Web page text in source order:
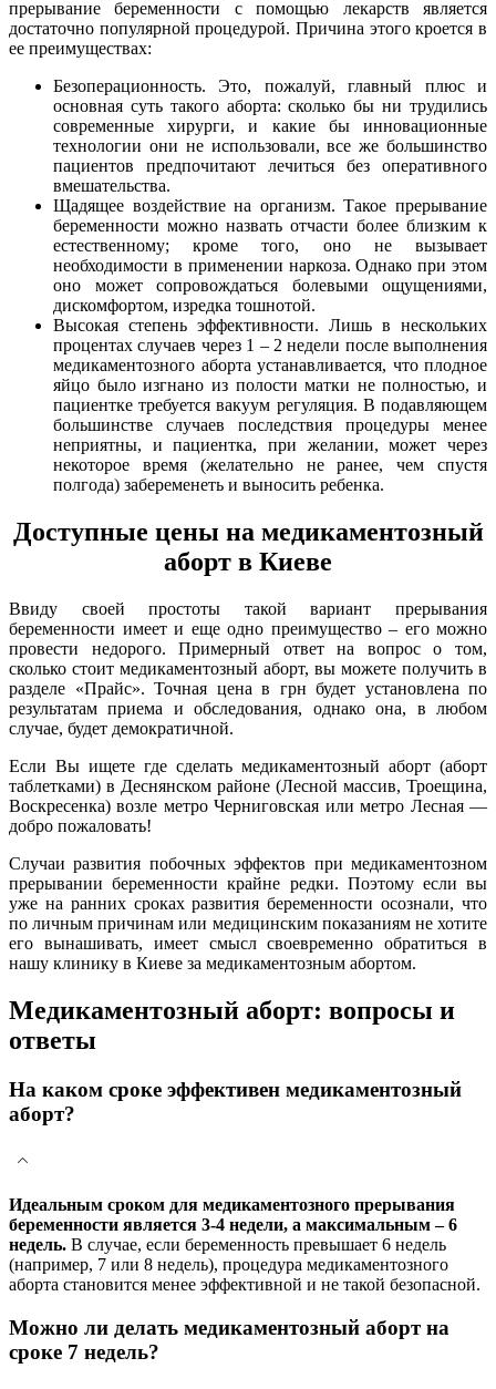
прерывание беременности с помощью лекарств является
достаточно популярной процедурой. Причина этого кроется в
ее преимуществах:
Безоперационность. Это, пожалуй, главный плюс и
основная суть такого аборта: сколько бы ни трудились
современные хирурги, и какие бы инновационные
технологии они не использовали, все же большинство
пациентов предпочитают лечиться без оперативного
вмешательства.
Щадящее воздействие на организм. Такое прерывание
беременности можно назвать отчасти более близким к
естественному; кроме того, оно не вызывает
необходимости в применении наркоза. Однако при этом
оно может сопровождаться болевыми ощущениями,
дискомфортом, изредка тошнотой.
Высокая степень эффективности. Лишь в нескольких
процентах случаев через 1 – 2 недели после выполнения
медикаментозного аборта устанавливается, что плодное
яйцо было изгнано из полости матки не полностью, и
пациентке требуется вакуум регуляция. В подавляющем
большинстве случаев последствия процедуры менее
неприятны, и пациентка, при желании, может через
некоторое время (желательно не ранее, чем спустя
полгода) забеременеть и выносить ребенка.
Доступные цены на медикаментозный
аборт в Киеве
Ввиду своей простоты такой вариант прерывания
беременности имеет и еще одно преимущество – его можно
провести недорого. Примерный ответ на вопрос о том,
сколько стоит медикаментозный аборт, вы можете получить в
разделе «Прайс». Точная цена в грн будет установлена по
результатам приема и обследования, однако она, в любом
случае, будет демократичной.
Если Вы ищете где сделать медикаментозный аборт (аборт
таблетками) в Деснянском районе (Лесной массив, Троещина,
Воскресенка) возле метро Черниговская или метро Лесная —
добро пожаловать!
Случаи развития побочных эффектов при медикаментозном
прерывании беременности крайне редки. Поэтому если вы
уже на ранних сроках развития беременности осознали, что
по личным причинам или медицинским показаниям не хотите
его вынашивать, имеет смысл своевременно обратиться в
нашу клинику в Киеве за медикаментозным абортом.
Медикаментозный аборт: вопросы и
ответы
На каком сроке эффективен медикаментозный
аборт?
Идеальным сроком для медикаментозного прерывания
беременности является 3-4 недели, а максимальным – 6
недель. В случае, если беременность превышает 6 недель
(например, 7 или 8 недель), процедура медикаментозного
аборта становится менее эффективной и не такой безопасной.
Можно ли делать медикаментозный аборт на
сроке 7 недель?